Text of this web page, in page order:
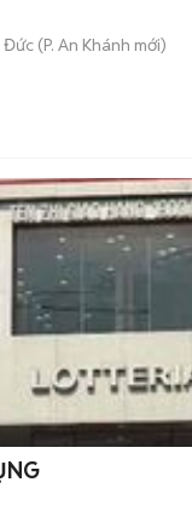
Đức (P. An Khánh mới)